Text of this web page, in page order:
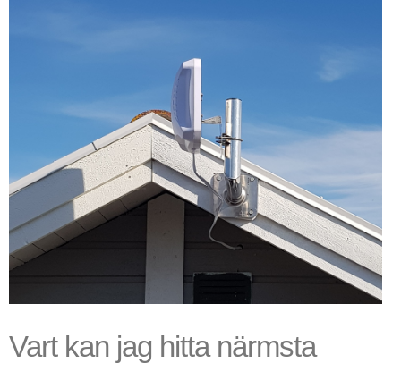
Vart kan jag hitta närmsta